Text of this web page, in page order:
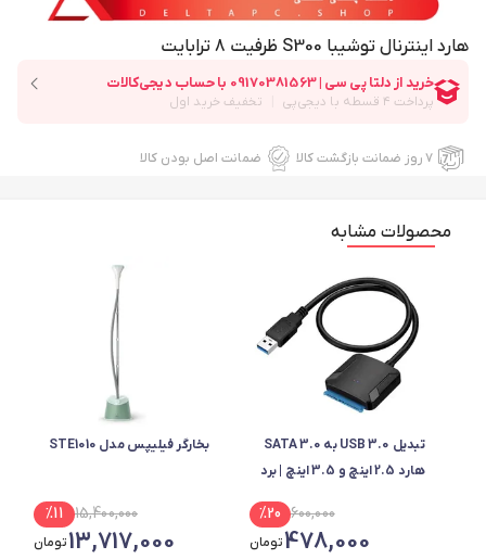
هارد اینترنال توشیبا S300 ظرفیت 8 ترابایت
۷ روز ضمانت بازگشت کالا ضمانت اصل بودن کالا
محصولات مشابه
تبدیل USB 3.0 به SATA 3.0
هارد 2.5 اینچ و 3.5 اینچ | برد
600,000
%20
478,000تومان
بخارگر فیلیپس مدل STE1010
15,400,000
%11
13,717,000تومان